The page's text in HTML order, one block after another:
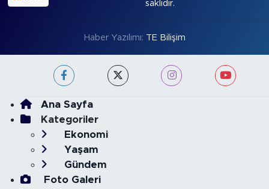
saklıdır.
Haber Yazılımı: TE Bilişim
Ana Sayfa
Kategoriler
Ekonomi
Yaşam
Gündem
Foto Galeri